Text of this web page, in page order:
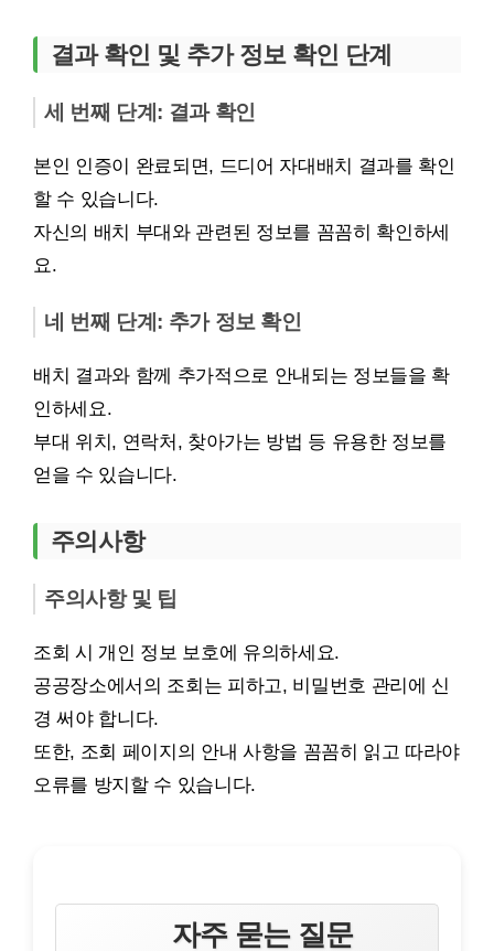
결과 확인 및 추가 정보 확인 단계
세 번째 단계: 결과 확인
본인 인증이 완료되면, 드디어 자대배치 결과를 확인
할 수 있습니다.
자신의 배치 부대와 관련된 정보를 꼼꼼히 확인하세
요.
네 번째 단계: 추가 정보 확인
배치 결과와 함께 추가적으로 안내되는 정보들을 확
인하세요.
부대 위치, 연락처, 찾아가는 방법 등 유용한 정보를
얻을 수 있습니다.
주의사항
주의사항 및 팁
조회 시 개인 정보 보호에 유의하세요.
공공장소에서의 조회는 피하고, 비밀번호 관리에 신
경 써야 합니다.
또한, 조회 페이지의 안내 사항을 꼼꼼히 읽고 따라야
오류를 방지할 수 있습니다.
자주 묻는 질문